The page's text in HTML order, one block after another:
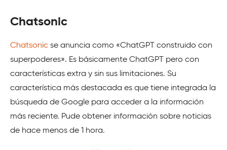
Chatsonic
Chatsonic se anuncia como «ChatGPT construido con
superpoderes». Es básicamente ChatGPT pero con
características extra y sin sus limitaciones. Su
característica más destacada es que tiene integrada la
búsqueda de Google para acceder a la información
más reciente. Pude obtener información sobre noticias
de hace menos de 1 hora.